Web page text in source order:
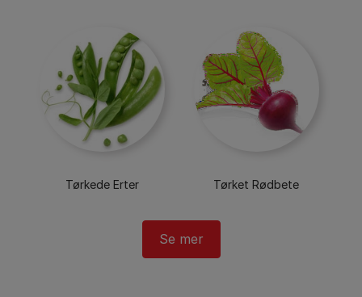
Tørkede Erter Tørket Rødbete